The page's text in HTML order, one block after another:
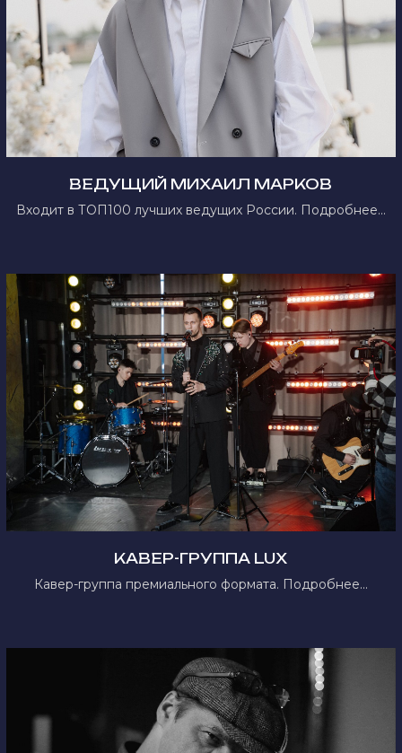
ВЕДУЩИЙ МИХАИЛ МАРКОВ
Входит в ТОП100 лучших ведущих России. Подробнее...
КАВЕР-ГРУППА LUX
Кавер-группа премиального формата. Подробнее...